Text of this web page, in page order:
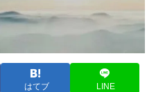
はてブ LINE